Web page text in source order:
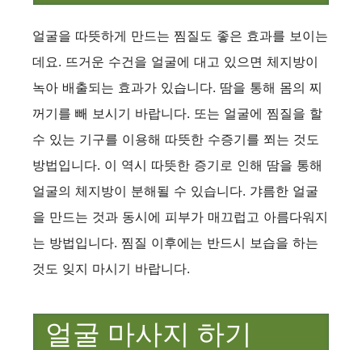
얼굴을 따뜻하게 만드는 찜질도 좋은 효과를 보이는
데요. 뜨거운 수건을 얼굴에 대고 있으면 체지방이
녹아 배출되는 효과가 있습니다. 땀을 통해 몸의 찌
꺼기를 빼 보시기 바랍니다. 또는 얼굴에 찜질을 할
수 있는 기구를 이용해 따뜻한 수증기를 쬐는 것도
방법입니다. 이 역시 따뜻한 증기로 인해 땀을 통해
얼굴의 체지방이 분해될 수 있습니다. 갸름한 얼굴
을 만드는 것과 동시에 피부가 매끄럽고 아름다워지
는 방법입니다. 찜질 이후에는 반드시 보습을 하는
것도 잊지 마시기 바랍니다.
얼굴 마사지 하기